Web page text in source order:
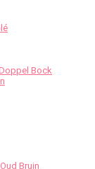
Bock
Bruin